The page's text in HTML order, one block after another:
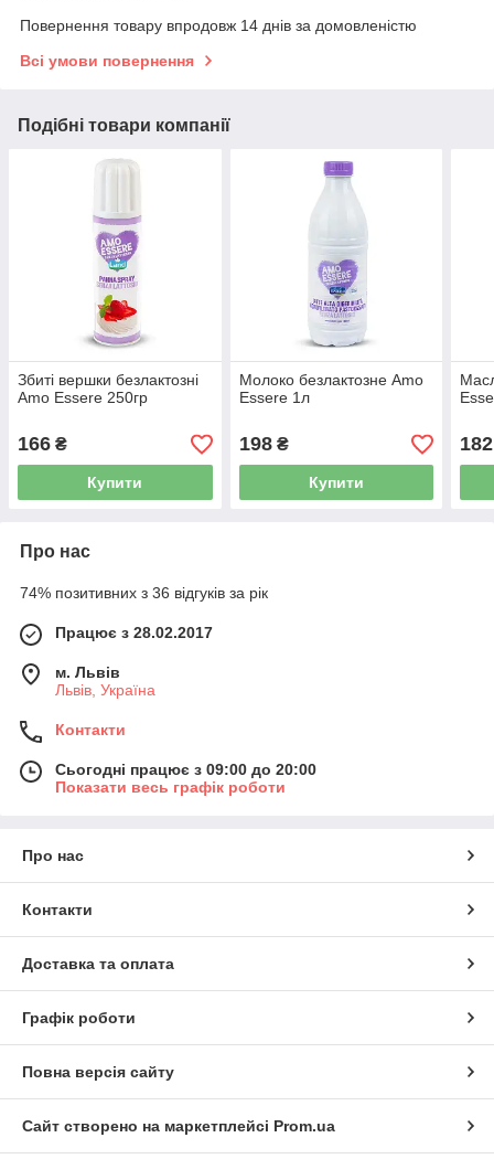
Повернення товару впродовж 14 днів за домовленістю
Всі умови повернення
Подібні товари компанії
Збиті вершки безлактозні
Amo Essere 250гр
166 ₴
Купити
Молоко безлактозне Amo
Essere 1л
198₴
Купити
182
Про нас
74% позитивних з 36 відгуків за рік
Працює з 28.02.2017
м. Львів
Львів, Україна
Контакти
Сьогодні працює з 09:00 до 20:00
Показати весь графік роботи
Про нас
Контакти
Доставка та оплата
Графік роботи
Повна версія сайту
Сайт створено на маркетплейсі Prom.ua